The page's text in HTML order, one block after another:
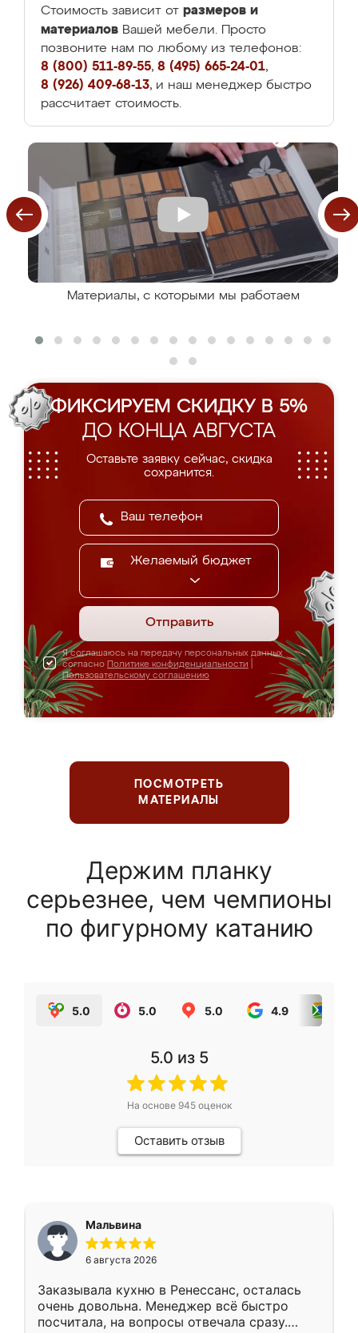
Стоимость зависит от размеров и
материалов Вашей мебели. Просто
позвоните нам по любому из телефонов:
8 (800) 511-89-55, 8 (495) 665-24-01,
8 (926) 409-68-13, и наш менеджер быстро
рассчитает стоимость.
Материалы, с которыми мы работаем
ФИКСИРУЕМ СКИДКУ В 5%
ДО КОНЦА АВГУСТА
Оставьте заявку сейчас, скидка
сохранится.
Желаемый бюджет
Отправить
Я соглашаюсь на передачу персональных данных
согласно Политике конфиденциальности
Пользовательскому соглашению
ПОСМОТРЕТЬ
МАТЕРИАЛЫ
Держим планку
серьезнее, чем чемпионы
по фигурному катанию
5.0 5.0 5.0 4.9
5.0 из 5
На основе 945оценок
Оставить отзыв
Мальвина
6 августа 2026
Заказывала кухню в Ренессанс, осталась
очень довольна. Менеджер всё быстро
посчитала, на вопросы отвечала сразу.